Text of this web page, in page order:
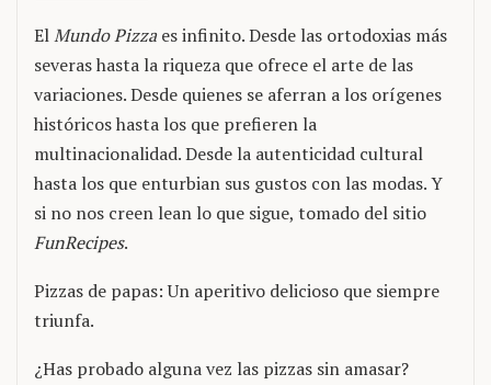
ElMundo Pizzaes infinito. Desde las ortodoxias más
severas hasta la riqueza que ofrece el arte de las
variaciones. Desde quienes se aferran a los orígenes
históricos hasta los que prefieren la
multinacionalidad. Desde la autenticidad cultural
hasta los que enturbian sus gustos con las modas. Y
si no nos creen lean lo que sigue, tomado del sitio
FunRecipes.
Pizzas de papas: Un aperitivo delicioso que siempre
triunfa.
¿Has probado alguna vez las pizzas sin amasar?